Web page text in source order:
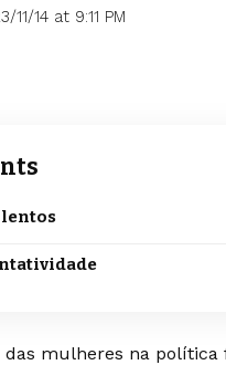
14 at 9:11 PM
lentos
das mulheres na